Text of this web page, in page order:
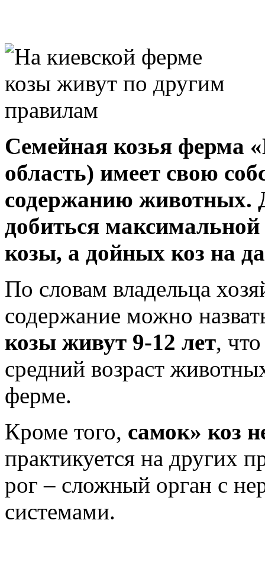
Семейная козья ферма
область) имеет свою
содержанию животных.
добиться
козы, а дойных коз на
По словам владельца
содержание можно
козы живут 9-12 лет,
средний возраст
ферме.
Кроме того, самок» коз
практикуется на других
рог – сложный орган с
системами.